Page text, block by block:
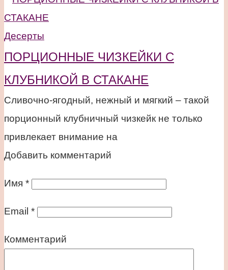
Десерты
ПОРЦИОННЫЕ ЧИЗКЕЙКИ С
КЛУБНИКОЙ В СТАКАНЕ
Сливочно-ягодный, нежный и мягкий – такой
порционный клубничный чизкейк не только
привлекает внимание на
Добавить комментарий
Имя *
Email *
Комментарий